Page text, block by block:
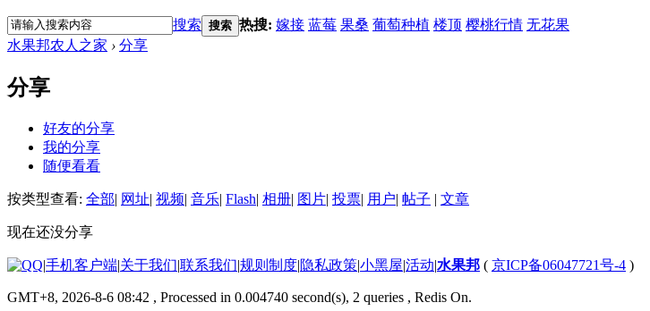
搜索 搜索 热搜: 嫁接 蓝莓 果桑 葡萄种植 楼顶 樱桃行情 无花果
水果邦农人之家 › 分享
分享
好友的分享
我的分享
随便看看
按类型查看: 全部| 网址| 视频| 音乐| Flash| 相册| 图片| 投票| 用户| 帖子 | 文章
现在还没分享
|手机客户端|关于我们|联系我们|规则制度|隐私政策|小黑屋|活动|水果邦 ( 京ICP备06047721号-4 )
GMT+8, 2026-8-6 08:42 , Processed in 0.004740 second(s), 2 queries , Redis On.